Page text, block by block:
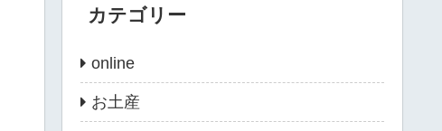
カテゴリー
online
お土産